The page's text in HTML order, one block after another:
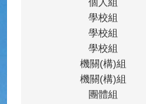
學校組
學校組
學校組
機關(構)組
機關(構)組
團體組